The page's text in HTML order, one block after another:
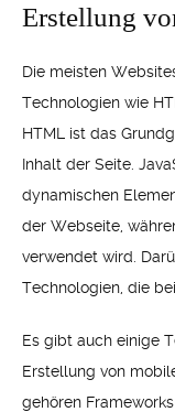
Erstellung
Die meisten
Technologien wie
HTML ist das
Inhalt der Seite.
dynamischen
der Webseite,
verwendet wird.
Technologien, die
Es gibt auch einige
Erstellung von
gehören